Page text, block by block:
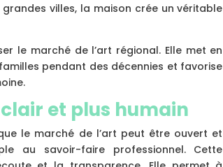
villes, la maison crée un véritable
le marché de l’art régional. Elle met en
pendant des décennies et favorise
et plus humain
le marché de l’art peut être ouvert et
au savoir-faire professionnel. Cette